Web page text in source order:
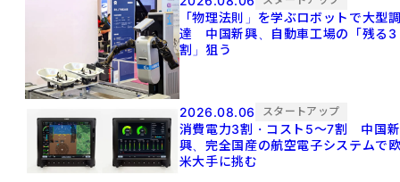
「物理法則」を学ぶロボットで大型
達 中国新興、自動車工場の「残る3
割」狙う
2026.08.06 スタートアップ
消費電力3割・コスト5〜7割 中国新
興、完全国産の航空電子システムで
米大手に挑む